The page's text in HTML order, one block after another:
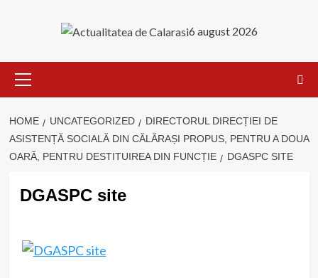
6 august 2026
Menu
HOME UNCATEGORIZED
DIRECTORUL DIRECȚIEI DE
ASISTENȚĂ SOCIALĂ DIN CĂLĂRAȘI PROPUS, PENTRU A DOUA
OARĂ, PENTRU DESTITUIREA DIN FUNCȚIE
DGASPC SITE
DGASPC site